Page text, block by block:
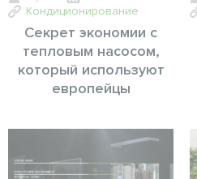
Кондиционирование
Секрет экономии с
тепловым насосом,
который используют
европейцы